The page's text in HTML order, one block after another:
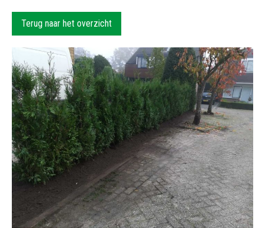
Terug naar het overzicht